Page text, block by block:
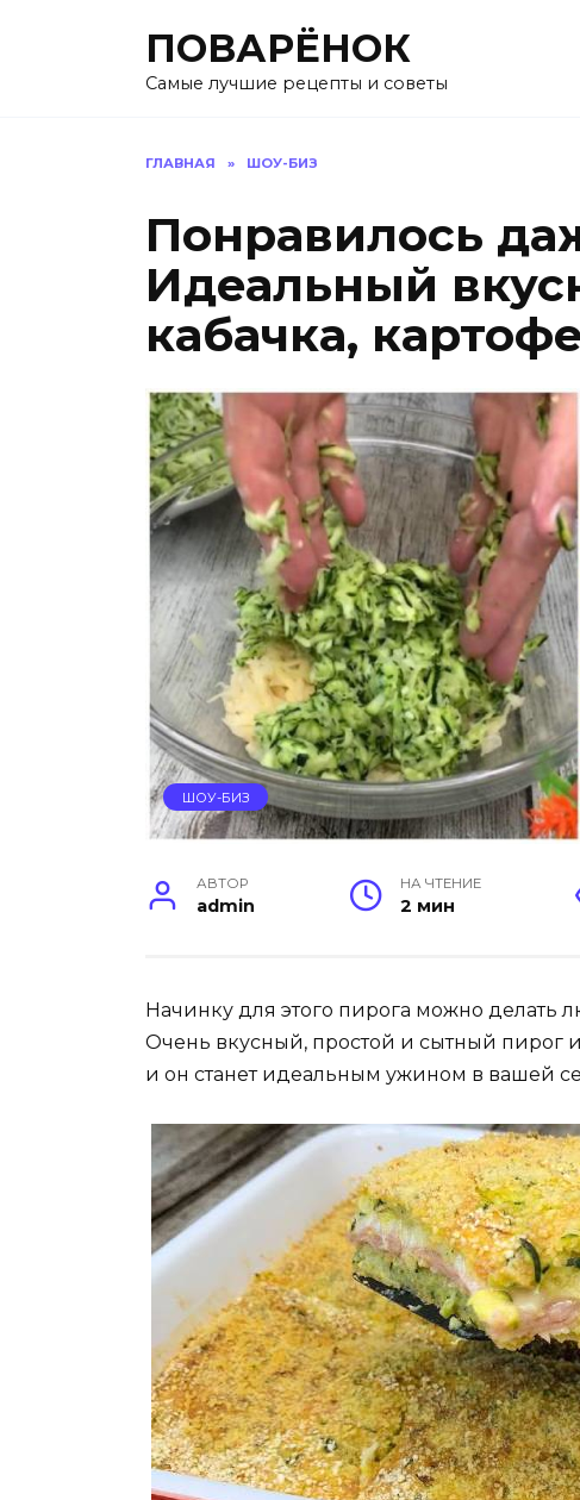
ПОВАРЁНОК
Самые лучшие рецепты и советы
ГЛАВНАЯ » ШОУ-БИЗ
Понравилось
Идеальный
кабачка,
ШОУ-БИЗ
АВТОР
admin
НА ЧТЕНИЕ
2 мин
Начинку для этого пирога можно делать
Очень вкусный, простой и сытный пирог
и он станет идеальным ужином в вашей